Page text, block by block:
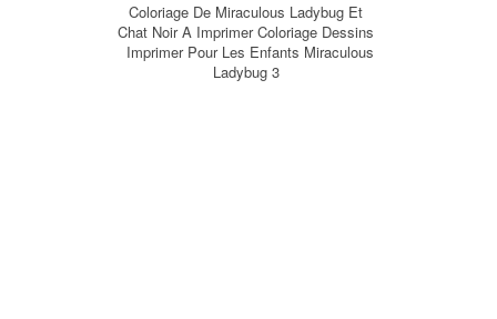
Coloriage De Miraculous Ladybug Et
Chat Noir A Imprimer Coloriage Dessins
Imprimer Pour Les Enfants Miraculous
Ladybug 3